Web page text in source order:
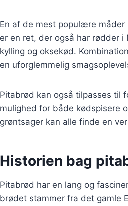
En af de mest populære
er en ret, der også har rødder
kylling og oksekød.
en uforglemmelig
Pitabrød kan også tilpasses til
mulighed for både kødspisere
grøntsager kan alle finde en
Historien bag
Pitabrød har en lang og
brødet stammer fra det gamle